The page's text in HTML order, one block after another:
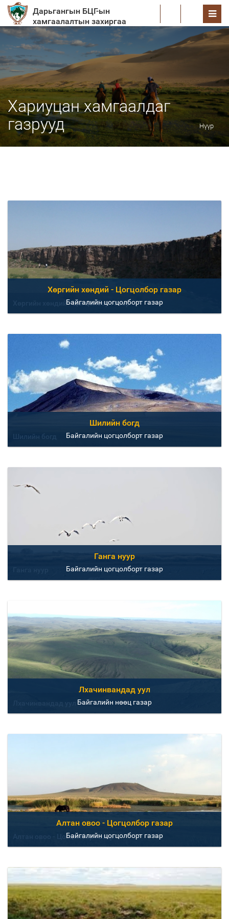
Дарьгангын БЦГ-ын
хамгаалалтын захиргаа
Хариуцан хамгаалдаг
газрууд
Нүүр
Хөргийн хөндий - Цогцолбор газар
Хөргийн хөндий - Цогцолбор газар
Байгалийн цогцолборт газар
Шилийн богд
Байгалийн цогцолборт газар
Ганга нуур
Байгалийн цогцолборт газар
Лхачинвандад уул
Байгалийн нөөц газар
Алтан овоо - Цогцолбор газар
Алтан овоо - Цогцолбор газар
Байгалийн цогцолборт газар